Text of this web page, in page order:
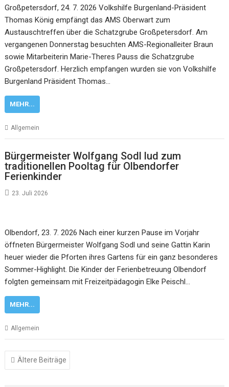
Großpetersdorf, 24. 7. 2026 Volkshilfe Burgenland-Präsident
Thomas König empfängt das AMS Oberwart zum
Austauschtreffen über die Schatzgrube Großpetersdorf. Am
vergangenen Donnerstag besuchten AMS-Regionalleiter Braun
sowie Mitarbeiterin Marie-Theres Pauss die Schatzgrube
Großpetersdorf. Herzlich empfangen wurden sie von Volkshilfe
Burgenland Präsident Thomas…
MEHR...
Allgemein
Bürgermeister Wolfgang Sodl lud zum
traditionellen Pooltag für Olbendorfer
Ferienkinder
23. Juli 2026
Olbendorf, 23. 7. 2026 Nach einer kurzen Pause im Vorjahr
öffneten Bürgermeister Wolfgang Sodl und seine Gattin Karin
heuer wieder die Pforten ihres Gartens für ein ganz besonderes
Sommer-Highlight. Die Kinder der Ferienbetreuung Olbendorf
folgten gemeinsam mit Freizeitpädagogin Elke Peischl…
MEHR...
Allgemein
Beitragsnavigation
Ältere Beiträge